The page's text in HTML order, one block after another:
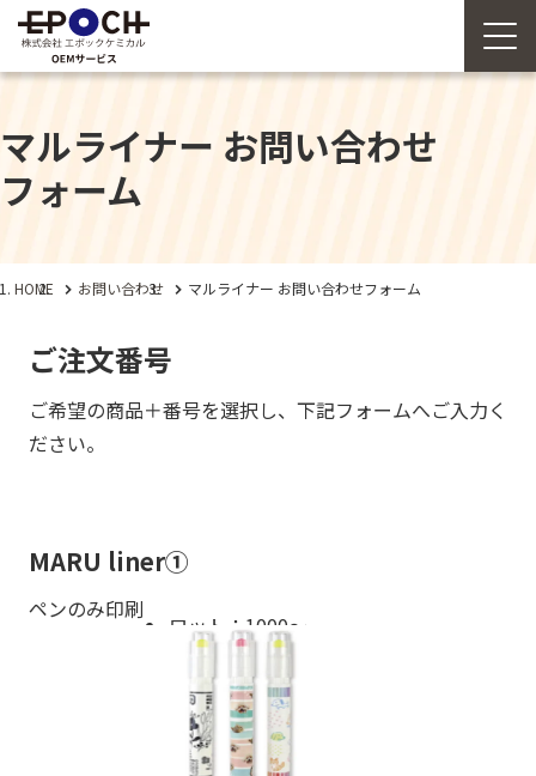
マルライナー お問い合わせ
フォーム
HOME お問い合わせ マルライナー お問い合わせフォーム
ご注文番号
ご希望の商品＋番号を選択し、下記フォームへご入力く
ださい。
MARU liner①
ペンのみ印刷
ロット：1000〜